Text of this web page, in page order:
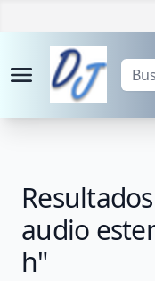
audio
h"